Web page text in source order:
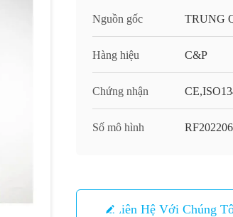
Nguồn gốc TRUNG
Hàng hiệu C&P
Chứng nhận
Số mô hình
Liên Hệ Với Chúng Tôi